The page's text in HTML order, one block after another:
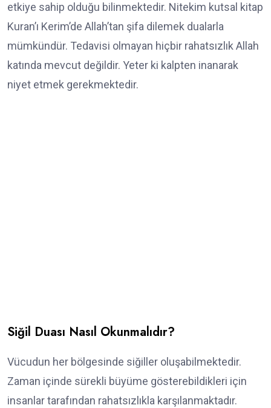
etkiye sahip olduğu bilinmektedir. Nitekim kutsal kitap
Kuran’ı Kerim’de Allah’tan şifa dilemek dualarla
mümkündür. Tedavisi olmayan hiçbir rahatsızlık Allah
katında mevcut değildir. Yeter ki kalpten inanarak
niyet etmek gerekmektedir.
Siğil Duası Nasıl Okunmalıdır?
Vücudun her bölgesinde siğiller oluşabilmektedir.
Zaman içinde sürekli büyüme gösterebildikleri için
insanlar tarafından rahatsızlıkla karşılanmaktadır.